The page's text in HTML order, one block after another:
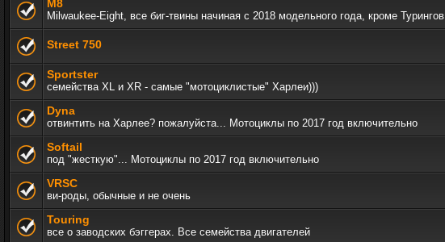
M8
Milwaukee-Eight, все биг-твины начиная с 2018 модельного года, кроме Турингов
Street 750
Sportster
семейства XL и XR - самые "мотоциклистые" Харлеи)))
Dyna
отвинтить на Харлее? пожалуйста... Мотоциклы по 2017 год включительно
Softail
под "жесткую"... Мотоциклы по 2017 год включительно
VRSC
ви-роды, обычные и не очень
Touring
все о заводских бэггерах. Все семейства двигателей